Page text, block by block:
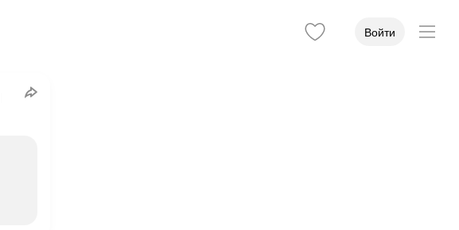
Войти